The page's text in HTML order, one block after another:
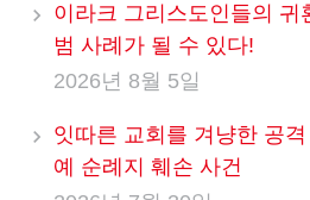
이라크 그리스도인들의 귀
범 사례가 될 수 있다!
2026년 8월 5일
잇따른 교회를 겨냥한 공
예 순례지 훼손 사건